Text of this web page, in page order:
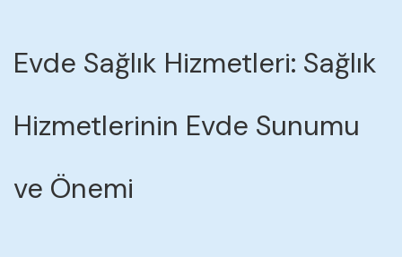
Evde Sağlık Hizmetleri: Sağlık
Hizmetlerinin Evde Sunumu
ve Önemi